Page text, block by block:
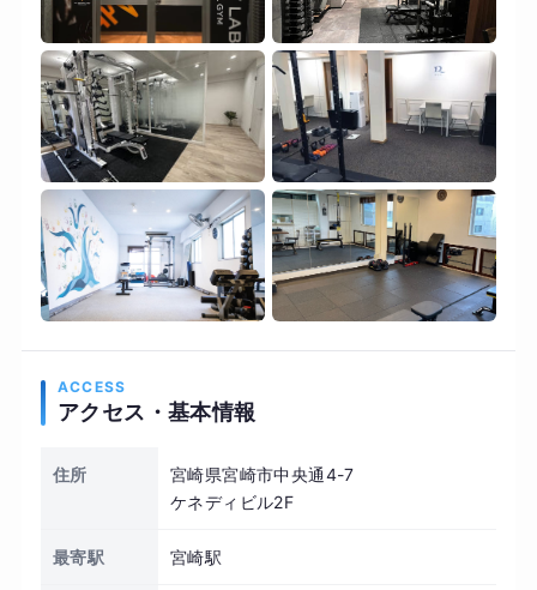
ACCESS
アクセス・基本情報
住所
宮崎県宮崎市中央通4-7
ケネディビル2F
最寄駅 宮崎駅